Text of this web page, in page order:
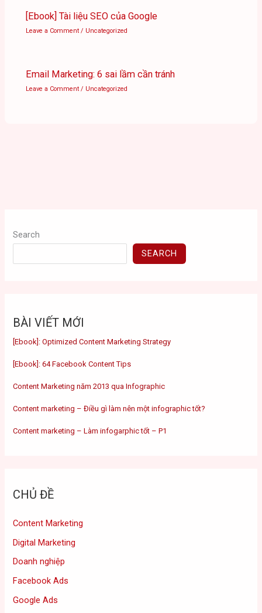
[Ebook] Tài liệu SEO của Google
Leave a Comment / Uncategorized
Email Marketing: 6 sai lầm cần tránh
Leave a Comment / Uncategorized
Search
SEARCH
BÀI VIẾT MỚI
[Ebook]: Optimized Content Marketing Strategy
[Ebook]: 64 Facebook Content Tips
Content Marketing năm 2013 qua Infographic
Content marketing – Điều gì làm nên một infographic tốt?
Content marketing – Làm infogarphic tốt – P1
CHỦ ĐỀ
Content Marketing
Digital Marketing
Doanh nghiệp
Facebook Ads
Google Ads